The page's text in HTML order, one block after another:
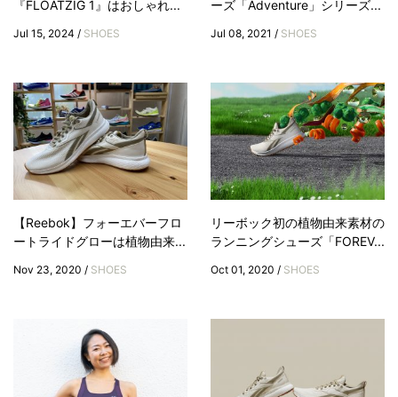
『FLOATZIG 1』はおしゃれ...
Jul 15, 2024 / SHOES
ーズ「Adventure」シリーズ...
Jul 08, 2021 / SHOES
【Reebok】フォーエバーフロ
ートライドグローは植物由来...
Nov 23, 2020 / SHOES
リーボック初の植物由来素材の
ランニングシューズ「FOREV...
Oct 01, 2020 / SHOES